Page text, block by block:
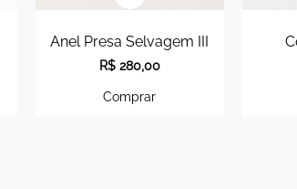
Anel Presa Selvagem III
R$280,00
Comprar